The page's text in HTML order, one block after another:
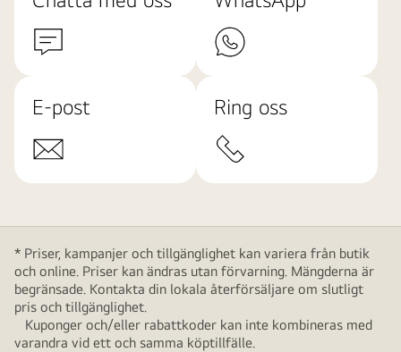
E-post Ring oss
* Priser, kampanjer och tillgänglighet kan variera från butik
och online. Priser kan ändras utan förvarning. Mängderna är
begränsade. Kontakta din lokala återförsäljare om slutligt
pris och tillgänglighet.
Kuponger och/eller rabattkoder kan inte kombineras med
varandra vid ett och samma köptillfälle.